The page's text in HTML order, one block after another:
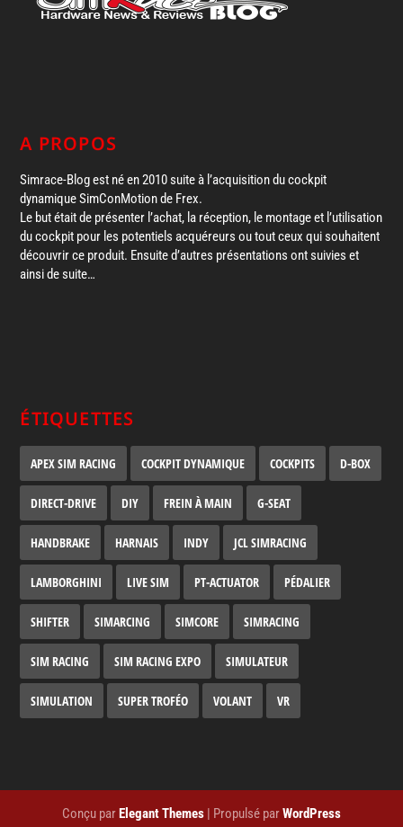
A PROPOS
Simrace-Blog est né en 2010 suite à l’acquisition du cockpit
dynamique SimConMotion de Frex.
Le but était de présenter l’achat, la réception, le montage et l’utilisation
du cockpit pour les potentiels acquéreurs ou tout ceux qui souhaitent
découvrir ce produit. Ensuite d’autres présentations ont suivies et
ainsi de suite…
ÉTIQUETTES
APEX SIM RACING COCKPIT DYNAMIQUE COCKPITS D-BOX
DIRECT-DRIVE DIY FREIN À MAIN G-SEAT
HANDBRAKE HARNAIS INDY JCL SIMRACING
LAMBORGHINI LIVE SIM PT-ACTUATOR PÉDALIER
SHIFTER SIMARCING SIMCORE SIMRACING
SIM RACING SIM RACING EXPO SIMULATEUR
SIMULATION SUPER TROFÉO VOLANT VR
Conçu parElegant Themes | Propulsé parWordPress